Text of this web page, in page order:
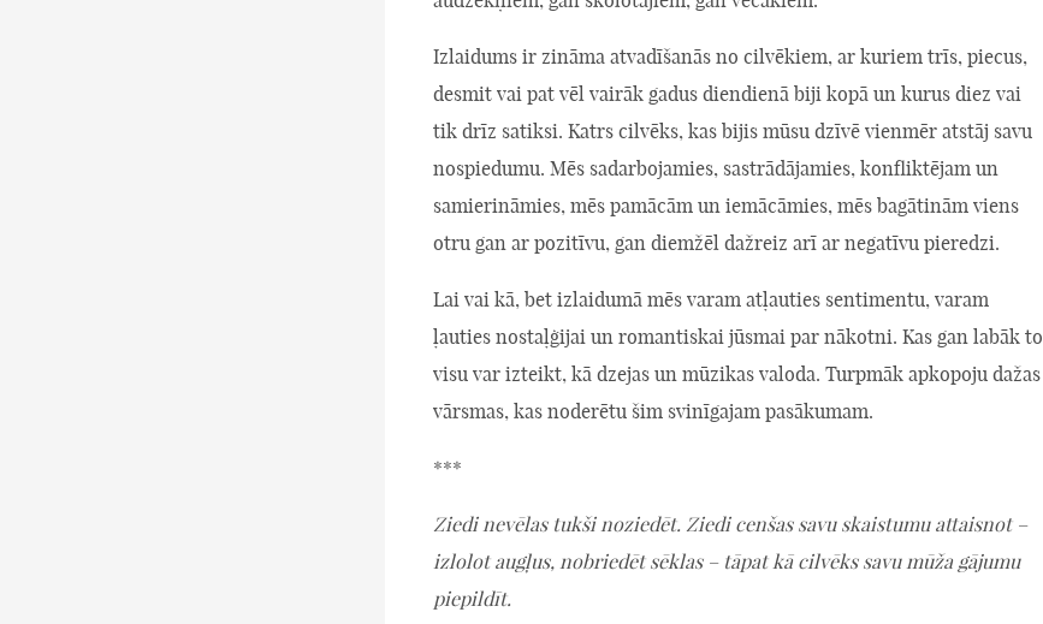
Izlaidums ir zināma atvadīšanās no cilvēkiem, ar kuriem trīs, piecus,
desmit vai pat vēl vairāk gadus diendienā biji kopā un kurus diez vai
tik drīz satiksi. Katrs cilvēks, kas bijis mūsu dzīvē vienmēr atstāj savu
nospiedumu. Mēs sadarbojamies, sastrādājamies, konfliktējam un
samierināmies, mēs pamācām un iemācāmies, mēs bagātinām viens
otru gan ar pozitīvu, gan diemžēl dažreiz arī ar negatīvu pieredzi.
Lai vai kā, bet izlaidumā mēs varam atļauties sentimentu, varam
ļauties nostaļģijai un romantiskai jūsmai par nākotni. Kas gan labāk to
visu var izteikt, kā dzejas un mūzikas valoda. Turpmāk apkopoju dažas
vārsmas, kas noderētu šim svinīgajam pasākumam.
***
Ziedi nevēlas tukši noziedēt. Ziedi cenšas savu skaistumu attaisnot –
izlolot augļus, nobriedēt sēklas – tāpat kā cilvēks savu mūža gājumu
piepildīt.